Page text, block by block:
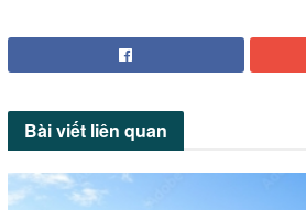
Bài viết liên quan